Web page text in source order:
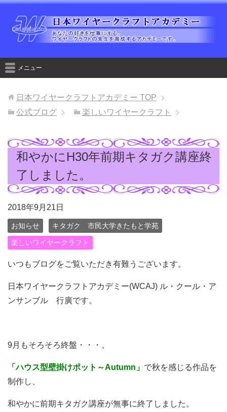
メニュー
日本ワイヤークラフトアカデミー TOP
公式ブログ
楽しいワイヤークラフト
和やかにH30年前期キタガク講座終
了しました。
2018年9月21日
お知らせ キタガク 市民大学きたもと学苑
楽しいワイヤークラフト
いつもブログをご覧いただき有難うございます。
日本ワイヤークラフトアカデミー(WCAJ) ル・クール・ア
ンサンブル 行廣です。
9月もそろそろ終盤・・・。
「ハウス型壁掛けポット～Autumn」 で秋を感じる作品を
制作し、
和やかに前期キタガク講座が無事に終了しました。